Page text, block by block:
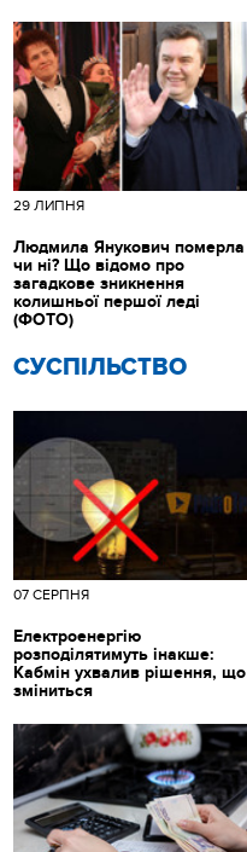
CУСПІЛЬСТВО
07 СЕРПНЯ
Електроенергію
розподілятимуть інакше:
Кабмін ухвалив рішення, що
зміниться
29 ЛИПНЯ
Людмила Янукович померла
чи ні? Що відомо про
загадкове зникнення
колишньої першої леді
(ФОТО)